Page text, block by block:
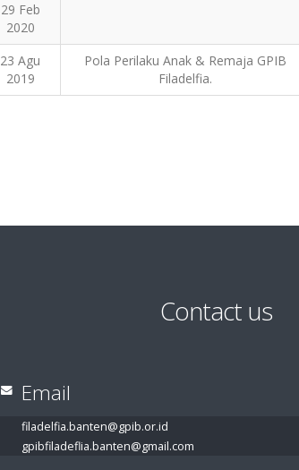
29 Feb
2020
23 Agu
2019
Pola Perilaku Anak & Remaja GPIB
Filadelfia.
Contact us
Email
filadelfia.banten@gpib.or.id
gpibfiladeflia.banten@gmail.com